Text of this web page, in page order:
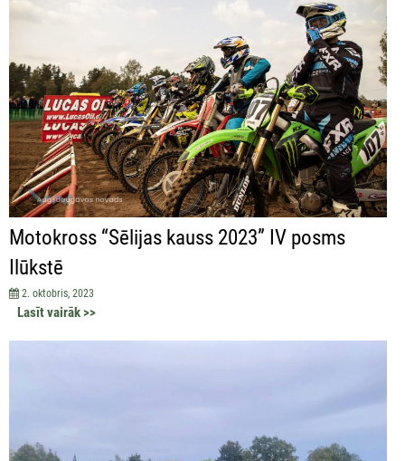
Motokross “Sēlijas kauss 2023” IV posms
Ilūkstē
2. oktobris, 2023
Lasīt vairāk >>